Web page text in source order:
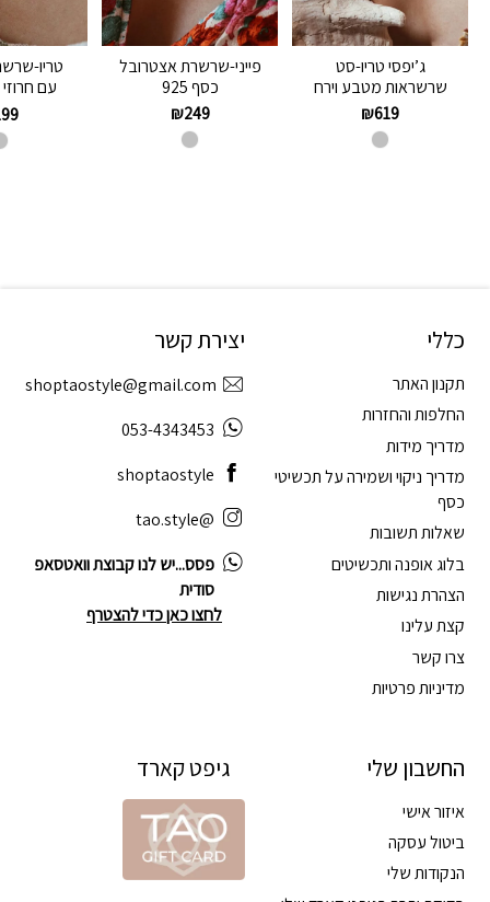
ג’יפסי טריו-סט
שרשראות מטבע וירח
₪619
פייני-שרשרת אצטרובל
כסף 925
₪249
טריו-
עם חרוזי
כללי
תקנון האתר
החלפות והחזרות
מדריך מידות
מדריך ניקוי ושמירה על תכשיטי
כסף
שאלות תשובות
בלוג אופנה ותכשיטים
הצהרת נגישות
קצת עלינו
צרו קשר
מדיניות פרטיות
החשבון שלי
איזור אישי
ביטול עסקה
הנקודות שלי
יצירת קשר
shoptaostyle@gmail.com
053-4343453
shoptaostyle
@tao.style
פסס...יש לנו קבוצת וואטסאפ
סודית
לחצו כאן כדי להצטרף
גיפט קארד